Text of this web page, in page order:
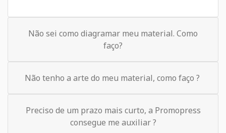
Não sei como diagramar meu material. Como
faço?
Não tenho a arte do meu material, como faço ?
Preciso de um prazo mais curto, a Promopress
consegue me auxiliar ?